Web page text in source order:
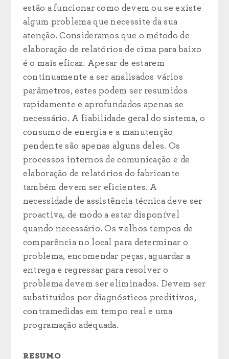
estão a funcionar como devem ou se existe
algum problema que necessite da sua
atenção. Consideramos que o método de
elaboração de relatórios de cima para baixo
é o mais eficaz. Apesar de estarem
continuamente a ser analisados vários
parâmetros, estes podem ser resumidos
rapidamente e aprofundados apenas se
necessário. A fiabilidade geral do sistema, o
consumo de energia e a manutenção
pendente são apenas alguns deles. Os
processos internos de comunicação e de
elaboração de relatórios do fabricante
também devem ser eficientes. A
necessidade de assistência técnica deve ser
proactiva, de modo a estar disponível
quando necessário. Os velhos tempos de
comparência no local para determinar o
problema, encomendar peças, aguardar a
entrega e regressar para resolver o
problema devem ser eliminados. Devem ser
substituídos por diagnósticos preditivos,
contramedidas em tempo real e uma
programação adequada.
RESUMO